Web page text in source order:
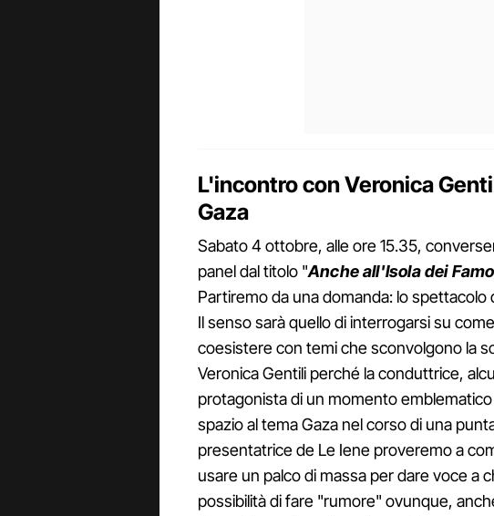
L'incontro con Veronica
Gaza
Sabato 4 ottobre, alle ore 15.35,
panel dal titolo "Anche all'Isola dei
Partiremo da una domanda: lo
Il senso sarà quello di interrogarsi su
coesistere con temi che sconvolgono la
Veronica Gentili perché la conduttrice,
protagonista di un momento
spazio al tema Gaza nel corso di una
presentatrice de Le Iene proveremo a
usare un palco di massa per dare voce a
possibilità di fare "rumore" ovunque,